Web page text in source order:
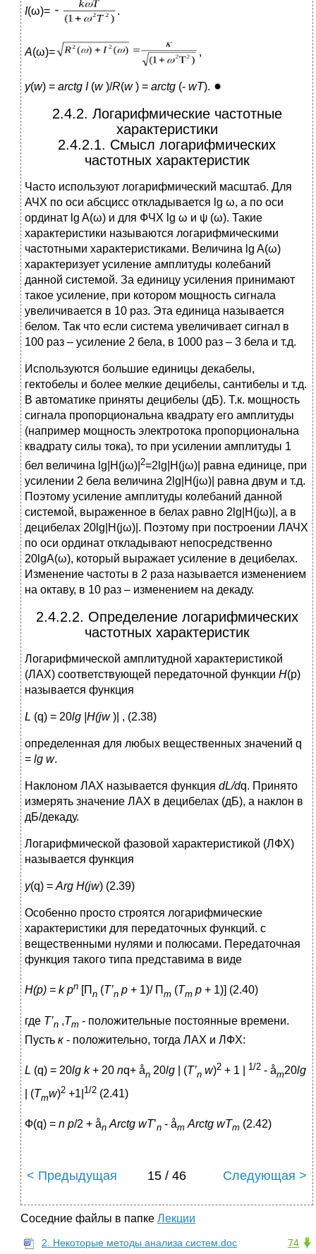
I(ω)= .
A(ω)= ,
y(w) = arctg I(w)/R(w) = arctg (- wT).
2.4.2. Логарифмические частотные
характеристики
2.4.2.1. Смысл логарифмических
частотных характеристик
Часто используют логарифмический масштаб. Для
АЧХ по оси абсцисс откладывается lg ω, а по оси
ординат lg A(ω) и для ФЧХ lg ω и ψ (ω). Такие
характеристики называются логарифмическими
частотными характеристиками. Величина lg A(ω)
характеризует усиление амплитуды колебаний
данной системой. За единицу усиления принимают
такое усиление, при котором мощность сигнала
увеличивается в 10 раз. Эта единица называется
белом. Так что если система увеличивает сигнал в
100 раз – усиление 2 бела, в 1000 раз – 3 бела и т.д.
Используются большие единицы декабелы,
гектобелы и более мелкие децибелы, сантибелы и т.д.
В автоматике приняты децибелы (дБ). Т.к. мощность
сигнала пропорциональна квадрату его амплитуды
(например мощность электротока пропорциональна
квадрату силы тока), то при усилении амплитуды 1
бел величина lg|H(jω)|­­­ 2=2lg|H(jω)| равна единице, при
усилении 2 бела величина 2lg|H(jω)| равна двум и т.д.
Поэтому усиление амплитуды колебаний данной
системой, выраженное в белах равно 2lg|H(jω)|, а в
децибелах 20lg|H(jω)|. Поэтому при построении ЛАЧХ
по оси ординат откладывают непосредственно
20lgA(ω), который выражает усиление в децибелах.
Изменение частоты в 2 раза называется изменением
на октаву, в 10 раз – изменением на декаду.
2.4.2.2. Определение логарифмических
частотных характеристик
Логарифмической амплитудной характеристикой
(ЛАХ) соответствующей передаточной функции Н(р)
называется функция
L (q) = 20lg H(jw)| , (2.38)
определенная для любых вещественных значений q
= lg w.
Наклоном ЛАХ называется функция dL/dq. Принято
измерять значение ЛАХ в децибелах (дБ), а наклон в
дБ/декаду.
Логарифмической фазовой характеристикой (ЛФХ)
называется функция
y(q) =Arg H(jw) (2.39)
Особенно просто строятся логарифмические
характеристики для передаточных функций. с
вещественными нулями и полюсами. Передаточная
функция такого типа представима в виде
H(p) = k pn [П n (T’n p + 1)/ П m (Tm p + 1)] (2.40)
где T’n ,Tm - положительные постоянные времени.
Пусть к - положительно, тогда ЛАХ и ЛФХ:
L (q) = 20lg k+ 20 nq+ ån 20lg | (T’n w)2 + 1 | 1/2 - åm20lg
| (Tmw)2 +1| 1/2 (2.41)
Ф(q) = n p/2 + ån Arctg wT’n - åm Arctg wTm (2.42)
< Предыдущая 15 / 46 Следующая >
Соседние файлы в папке Лекции
74
2. Некоторые методы анализа систем.doc